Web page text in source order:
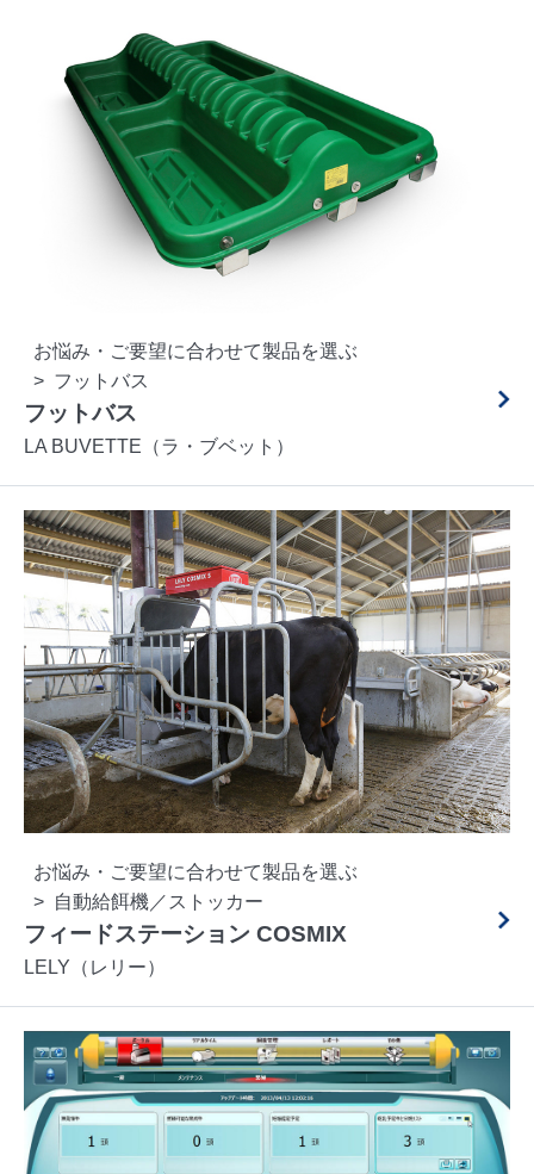
お悩み・ご要望に合わせて製品を選ぶ
フットバス
フットバス
LA BUVETTE（ラ・ブベット）
お悩み・ご要望に合わせて製品を選ぶ
自動給餌機／ストッカー
フィードステーション COSMIX
LELY（レリー）